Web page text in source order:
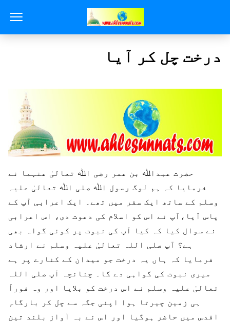
درخت چل کر آیا
حضرت عبداﷲ بن عمر رضی اﷲ تعالیٰ عنہما نے
فرمایا کہ ہم لوگ رسول اﷲ صلی اﷲ تعالیٰ علیہ
وسلم کے ساتھ ایک سفر میں تھے۔ ایک اعرابی آپ کے
پاس آیا،آپ نے اس کو اسلام کی دعوت دی، اس اعرابی
نے سوال کیا کہ کیا آپ کی نبوت پر کوئی گواہ بھی
ہے؟ آپ صلی اللہ تعالیٰ علیہ وسلم نے ارشاد
فرمایا کہ ہاں یہ درخت جو میدان کے کنارے پر ہے
میری نبوت کی گواہی دے گا۔ چنانچہ آپ صلی اللہ
تعالیٰ علیہ وسلم نے اس درخت کو بلایا اور وہ فوراً
ہی زمین چیرتا ہوا اپنی جگہ سے چل کر بارگاہِ
اقدس میں حاضر ہوگیا اور اس نے بہ آواز بلند تین